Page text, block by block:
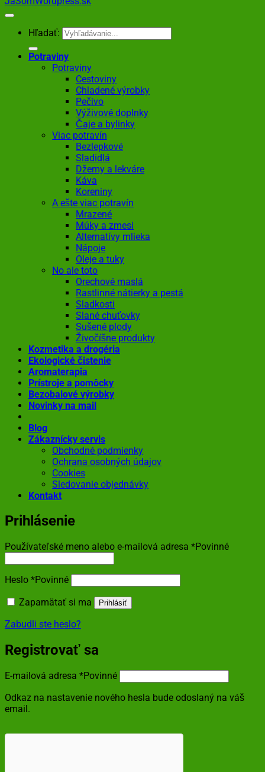
Hľadať:
Potraviny
Potraviny
Cestoviny
Chladené výrobky
Pečivo
Výživové doplnky
Čaje a bylinky
Viac potravín
Bezlepkové
Sladidlá
Džemy a lekváre
Káva
Koreniny
A ešte viac potravín
Mrazené
Múky a zmesi
Alternatívy mlieka
Nápoje
Oleje a tuky
No ale toto
Orechové maslá
Rastlinné nátierky a pestá
Sladkosti
Slané chuťovky
Sušené plody
Živočíšne produkty
Kozmetika a drogéria
Ekologické čistenie
Aromaterapia
Prístroje a pomôcky
Bezobalové výrobky
Novinky na mail
Blog
Zákaznícky servis
Obchodné podmienky
Ochrana osobných údajov
Cookies
Sledovanie objednávky
Kontakt
Prihlásenie
Používateľské meno alebo e-mailová adresa *Povinné
Heslo *Povinné
Zapamätať si ma
Prihlásiť
Zabudli ste heslo?
Registrovať sa
E-mailová adresa *Povinné
Odkaz na nastavenie nového hesla bude odoslaný na váš
email.